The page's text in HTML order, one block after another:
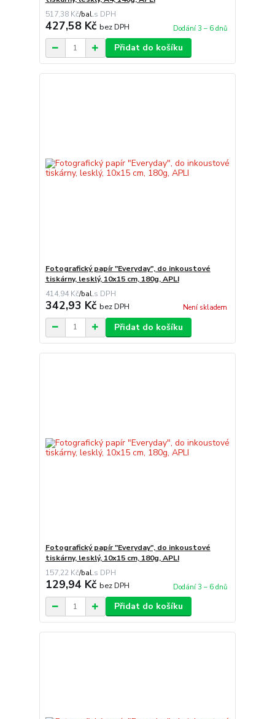
517,38 Kč/bal.
427,58 Kč bez DPH Dodání 3 – 6 dnů
Přidat do košíku
Fotografický papír "Everyday", do inkoustové
tiskárny, lesklý, 10x15 cm, 180g, APLI
414,94 Kč/bal.
342,93 Kč bez DPH Není skladem
Přidat do košíku
Fotografický papír "Everyday", do inkoustové
tiskárny, lesklý, 10x15 cm, 180g, APLI
157,22 Kč/bal.
129,94 Kč bez DPH Dodání 3 – 6 dnů
Přidat do košíku